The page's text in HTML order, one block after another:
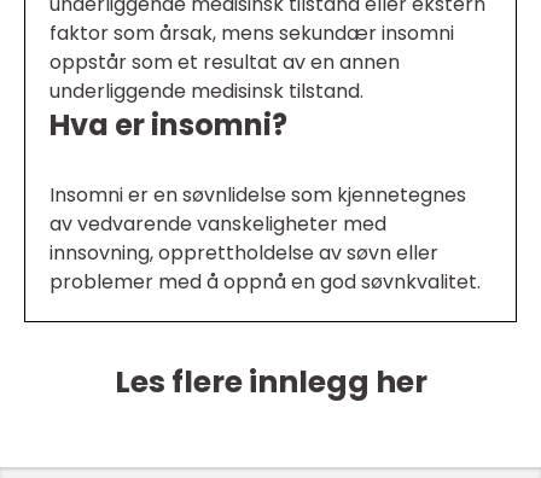
faktor som årsak, mens sekundær insomni
oppstår som et resultat av en annen
underliggende medisinsk tilstand.
Hva er insomni?
Insomni er en søvnlidelse som kjennetegnes
av vedvarende vanskeligheter med
innsovning, opprettholdelse av søvn eller
problemer med å oppnå en god søvnkvalitet.
Les flere innlegg her